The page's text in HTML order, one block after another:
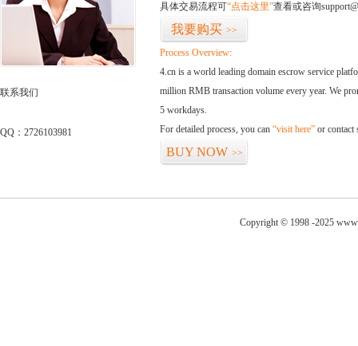
联系我们
QQ：2726103981
具体交易流程可“点击这里”查看或咨询
我要购买 >>
Process Overview:
4.cn is a world leading domain escrow service
million RMB transaction volume every year. We
5 workdays.
For detailed process, you can “visit here” or contact
BUY NOW >>
Copyright © 1998 -2025